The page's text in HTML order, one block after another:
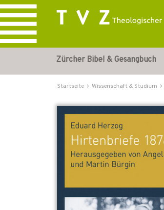
Zürcher Bibel & Gesangbuch
Startseite Wissenschaft & Studium